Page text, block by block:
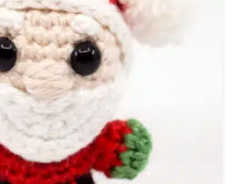
A
m
i
g
u
r
u